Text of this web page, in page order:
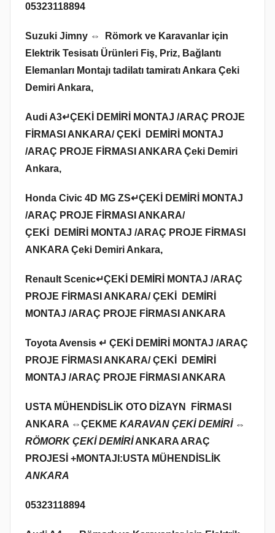
05323118894
Suzuki Jimny ⇔ Römork ve Karavanlar için
Elektrik Tesisatı Ürünleri Fiş, Priz, Bağlantı
Elemanları Montajı tadilatı tamiratı Ankara Çeki
Demiri Ankara,
Audi A3↵ÇEKİ DEMİRİ MONTAJ /ARAÇ PROJE
FİRMASI ANKARA/ ÇEKİ DEMİRİ MONTAJ
/ARAÇ PROJE FİRMASI ANKARA Çeki Demiri
Ankara,
Honda Civic 4D MG ZS↵ÇEKİ DEMİRİ MONTAJ
/ARAÇ PROJE FİRMASI ANKARA/
ÇEKİ DEMİRİ MONTAJ /ARAÇ PROJE FİRMASI
ANKARA Çeki Demiri Ankara,
Renault Scenic↵ÇEKİ DEMİRİ MONTAJ /ARAÇ
PROJE FİRMASI ANKARA/ ÇEKİ DEMİRİ
MONTAJ /ARAÇ PROJE FİRMASI ANKARA
Toyota Avensis ↵ ÇEKİ DEMİRİ MONTAJ /ARAÇ
PROJE FİRMASI ANKARA/ ÇEKİ DEMİRİ
MONTAJ /ARAÇ PROJE FİRMASI ANKARA
USTA MÜHENDİSLİK OTO DİZAYN FİRMASI
ANKARA ⇔ÇEKME KARAVAN ÇEKİ DEMİRİ ⇔
RÖMORK ÇEKİ DEMİRİANKARA ARAÇ
PROJESİ +MONTAJI:USTA MÜHENDİSLİK
ANKARA
05323118894